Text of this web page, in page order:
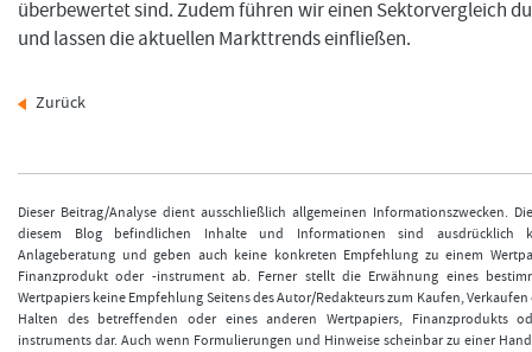
überbewertet sind. Zudem führen wir einen Sektorvergleich
und lassen die aktuellen Markttrends einfließen.
Zurück
Dieser Beitrag/Analyse dient ausschließlich allgemeinen Informationszwecken.
diesem Blog befindlichen Inhalte und Informationen sind ausdrücklich
Anlageberatung und geben auch keine konkreten Empfehlung zu einem
Finanzprodukt oder -instrument ab. Ferner stellt die Erwähnung eines
Wertpapiers keine Empfehlung Seitens des Autor/Redakteurs zum Kaufen, Verkaufen
Halten des betreffenden oder eines anderen Wertpapiers, Finanzprodukts
instruments dar. Auch wenn Formulierungen und Hinweise scheinbar zu einer